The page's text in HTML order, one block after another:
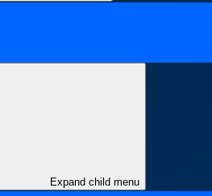
Expand child menu